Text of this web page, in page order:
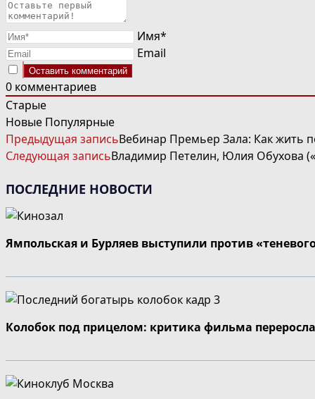
Имя*
Email
0 комментариев
Старые
Новые Популярные
ЧИТАТЬ
ДАЛЕЕ
СТАТЬИ
Предыдущая записьВебинар Премьер Зала: Как жить
Следующая записьВладимир Петелин, Юлия Обухова
ПОСЛЕДНИЕ НОВОСТИ
Ямпольская и Бурляев выступили против
Колобок под прицелом: критика фильма